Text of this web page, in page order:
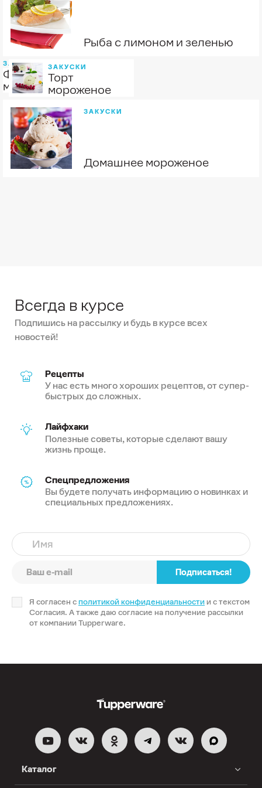
Рыба с лимоном и зеленью
ЗАКУСКИ
Фруктовое
мороженое
ЗАКУСКИ
Торт
мороженое
ЗАКУСКИ
Домашнее мороженое
Всегда в курсе
Подпишись на рассылку и будь в курсе всех
новостей!
Рецепты
У нас есть много хороших рецептов, от супер-
быстрых до сложных.
Лайфхаки
Полезные советы, которые сделают вашу
жизнь проще.
Спецпредложения
Вы будете получать информацию о новинках и
специальных предложениях.
Имя
Подписаться!
Я согласен с политикой конфиденциальности и с текстом
Согласия. А также даю согласие на получение рассылки
от компании Tupperware.
Каталог